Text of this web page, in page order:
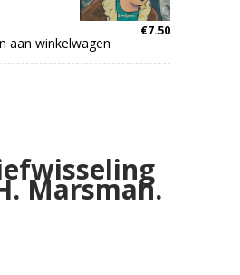
€7.50
aan winkelwagen
Marsman.